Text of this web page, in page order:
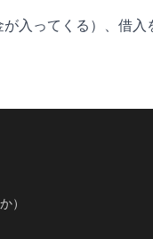
入ってくる）、借
）